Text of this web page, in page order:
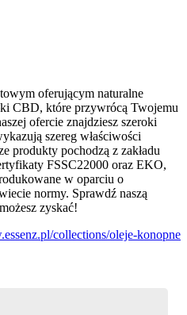
oferującym naturalne
CBD, które przywrócą Twojemu
ofercie znajdziesz szeroki
szereg właściwości
produkty pochodzą z zakładu
FSSC22000 oraz EKO,
w oparciu o
normy. Sprawdź naszą
zyskać!
collections/oleje-konopne